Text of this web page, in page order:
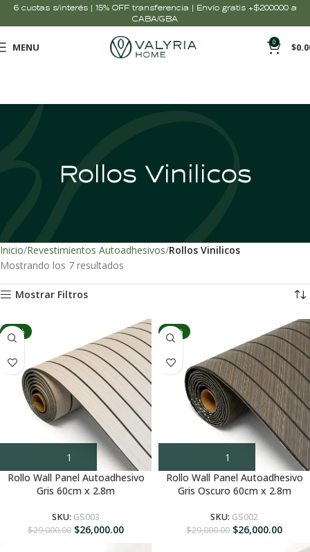
6 cuotas s/interés | 15% OFF transferencia | Envío gratis +$200000 a
CABA/GBA
MENU 0 $
Rollos Vinilicos
Inicio Revestimientos Autoadhesivos Rollos Vinilicos
Mostrando los 7 resultados
Mostrar Filtros
-10%
Rollo Wall Panel Autoadhesivo
Gris 60cm x 2.8m
SKU: GS003
$29,000.00 $26,000.00
-10%
Rollo Wall Panel Autoadhesivo
Gris Oscuro 60cm x 2.8m
SKU: GS002
$29,000.00 $26,000.00